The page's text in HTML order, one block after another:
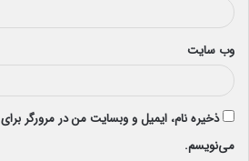
وب‌ سایت
ذخیره نام، ایمیل و وبسایت من در مرورگر
می‌نویسم.